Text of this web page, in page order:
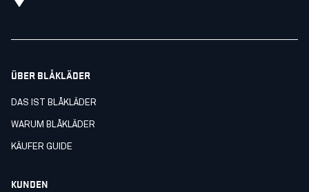
ÜBER BLÅKLÄDER
DAS IST BLÅKLÄDER
WARUM BLÅKLÄDER
KÄUFER GUIDE
KUNDEN